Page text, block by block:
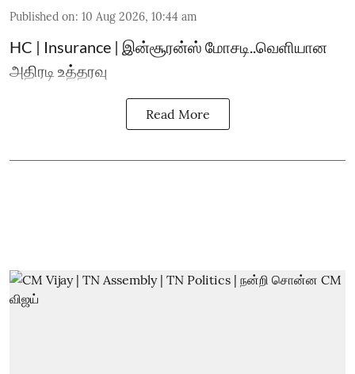
Published on: 10 Aug 2026, 10:44 am
HC | Insurance | இன்சூரன்ஸ் மோசடி..வெளியான
அதிரடி உத்தரவு
Read More